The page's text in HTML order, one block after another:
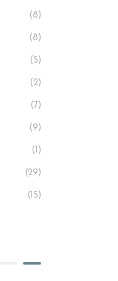
(8)
(8)
(5)
(2)
(7)
(9)
(1)
(29)
(15)